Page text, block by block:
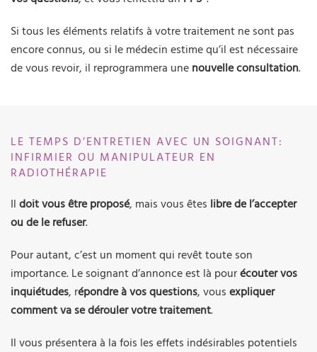
Si tous les éléments relatifs à votre traitement ne sont pas
encore connus, ou si le médecin estime qu’il est nécessaire
de vous revoir, il reprogrammera une nouvelle consultation.
LE TEMPS D’ENTRETIEN AVEC UN SOIGNANT:
INFIRMIER OU MANIPULATEUR EN
RADIOTHÉRAPIE
Il doit vous être proposé, mais vous êtes libre de l’accepter
ou de le refuser.
Pour autant, c’est un moment qui revêt toute son
importance. Le soignant d’annonce est là pourécouter vos
inquiétudes, répondre à vos questions, vous expliquer
comment va se dérouler votre traitement.
Il vous présentera à la fois les effets indésirables potentiels